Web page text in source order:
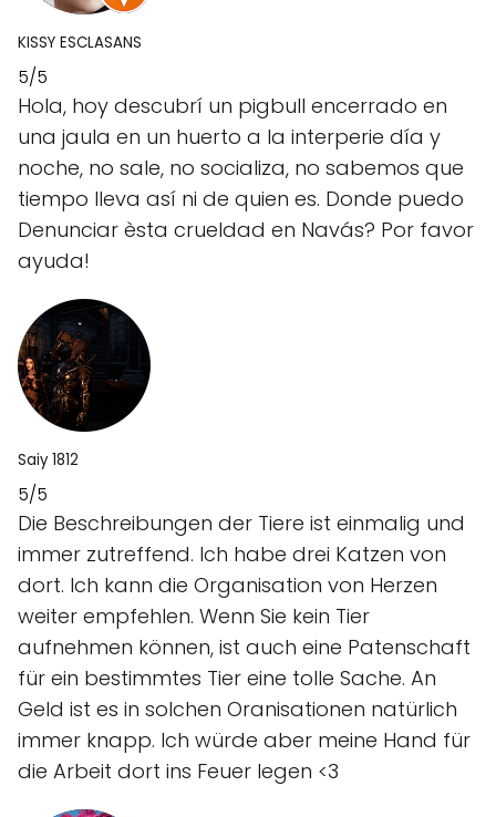
KISSY ESCLASANS
5/5
Hola, hoy descubrí un pigbull encerrado en
una jaula en un huerto a la interperie día y
noche, no sale, no socializa, no sabemos que
tiempo lleva así ni de quien es. Donde puedo
Denunciar èsta crueldad en Navás? Por favor
ayuda!
Saiy 1812
5/5
Die Beschreibungen der Tiere ist einmalig und
immer zutreffend. Ich habe drei Katzen von
dort. Ich kann die Organisation von Herzen
weiter empfehlen. Wenn Sie kein Tier
aufnehmen können, ist auch eine Patenschaft
für ein bestimmtes Tier eine tolle Sache. An
Geld ist es in solchen Oranisationen natürlich
immer knapp. Ich würde aber meine Hand für
die Arbeit dort ins Feuer legen <3